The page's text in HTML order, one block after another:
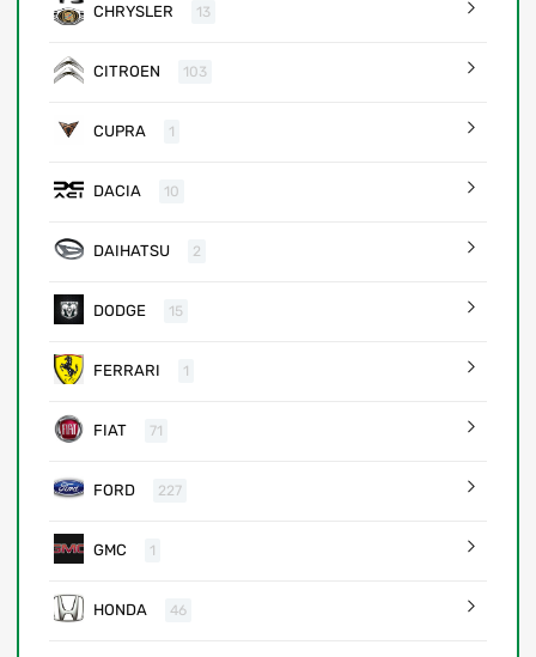
CHRYSLER 13
CITROEN 103
CUPRA 1
DACIA 10
DAIHATSU 2
DODGE 15
FERRARI 1
FIAT 71
FORD 227
GMC 1
HONDA 46